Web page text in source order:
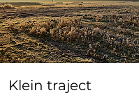
Klein traject